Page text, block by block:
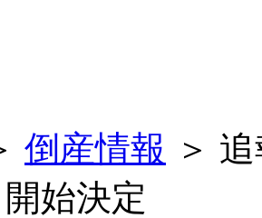
倒産情報 ＞
始決定